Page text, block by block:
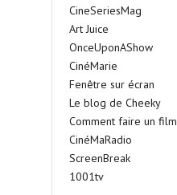
CineSeriesMag
Art Juice
OnceUponAShow
CinéMarie
Fenêtre sur écran
Le blog de Cheeky
Comment faire un film
CinéMaRadio
ScreenBreak
1001tv